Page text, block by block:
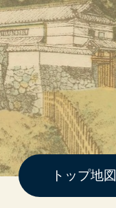
トップ地図